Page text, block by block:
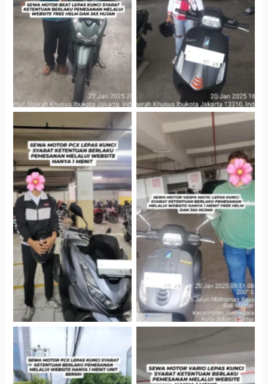
Gedung Parkir P6A
Gedung Parkir P6A
Hotel Kartika Chandra,
Jakarta Selatan
Cityplaza Jatinegara
Gedung Parkir P6A